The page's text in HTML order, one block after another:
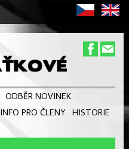
ODBĚR NOVINEK
INFO PRO ČLENY HISTORIE